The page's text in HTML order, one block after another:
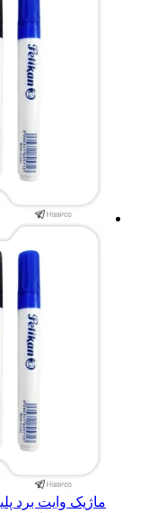
ماژیک وایت برد